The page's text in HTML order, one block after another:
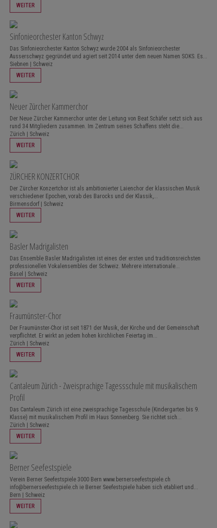
WEITER
Sinfonieorchester Kanton Schwyz
Das Sinfonieorchester Kanton Schwyz wurde 2004 als Sinfonieorchester
Ausserschwyz gegründet und agiert seit 2014 unter dem neuen Namen SOKS. Es...
Siebnen | Schweiz
WEITER
Neuer Zürcher Kammerchor
Der Neue Zürcher Kammerchor unter der Leitung von Beat Schäfer setzt sich aus
rund 34 Mitgliedern zusammen. Im Zentrum seines Schaffens steht die...
Zürich | Schweiz
WEITER
ZÜRCHER KONZERTCHOR
Der Zürcher Konzertchor ist als ambitionierter Laienchor der klassischen Musik
verschiedener Epochen, vorab des Barocks und der Klassik,...
Birmensdorf | Schweiz
WEITER
Basler Madrigalisten
Das Ensemble Basler Madrigalisten ist eines der ersten und traditionsreichsten
professionellen Vokalensembles der Schweiz. Mehrere internationale...
Basel | Schweiz
WEITER
Fraumünster-Chor
Der Fraumünster-Chor ist seit 1871 der Musik, der Kirche und der Gemeinschaft
verpflichtet. Er wirkt an jedem hohen kirchlichen Feiertag im...
Zürich | Schweiz
WEITER
Cantaleum Zürich - Zweisprachige Tagessschule mit musikalischem
Profil
Das Cantaleum Zürich ist eine zweisprachige Tagesschule (Kindergarten bis 9.
Klasse) mit musikalischem Profil im Haus Sonnenberg. Sie richtet sich...
Zürich | Schweiz
WEITER
Berner Seefestspiele
Verein Berner Seefestspiele 3000 Bern www.bernerseefestspiele.ch
info@bernerseefestspiele.ch ie Berner Seefestspiele haben sich etabliert und...
Bern | Schweiz
WEITER